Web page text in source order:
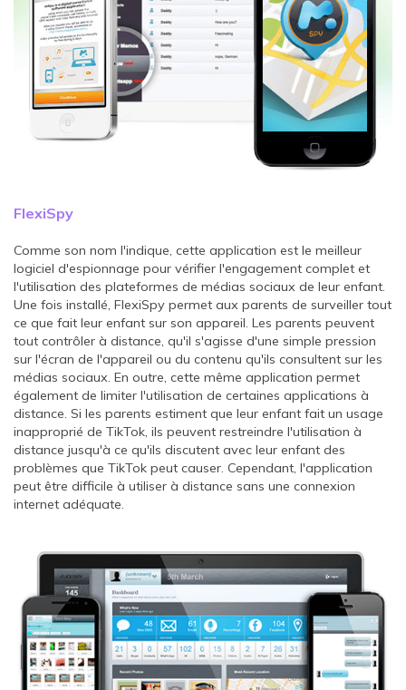
FlexiSpy
Comme son nom l'indique, cette application est le meilleur
logiciel d'espionnage pour vérifier l'engagement complet et
l'utilisation des plateformes de médias sociaux de leur enfant.
Une fois installé, FlexiSpy permet aux parents de surveiller tout
ce que fait leur enfant sur son appareil. Les parents peuvent
tout contrôler à distance, qu'il s'agisse d'une simple pression
sur l'écran de l'appareil ou du contenu qu'ils consultent sur les
médias sociaux. En outre, cette même application permet
également de limiter l'utilisation de certaines applications à
distance. Si les parents estiment que leur enfant fait un usage
inapproprié de TikTok, ils peuvent restreindre l'utilisation à
distance jusqu'à ce qu'ils discutent avec leur enfant des
problèmes que TikTok peut causer. Cependant, l'application
peut être difficile à utiliser à distance sans une connexion
internet adéquate.